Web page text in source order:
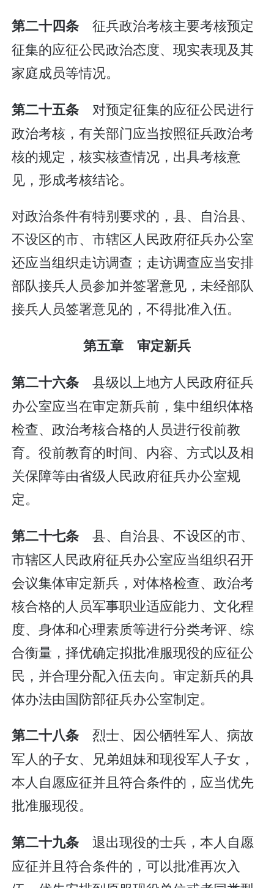
第二十四条 征兵政治考核主要考核预定
征集的应征公民政治态度、现实表现及其
家庭成员等情况。
第二十五条 对预定征集的应征公民进行
政治考核，有关部门应当按照征兵政治考
核的规定，核实核查情况，出具考核意
见，形成考核结论。
对政治条件有特别要求的，县、自治县、
不设区的市、市辖区人民政府征兵办公室
还应当组织走访调查；走访调查应当安排
部队接兵人员参加并签署意见，未经部队
接兵人员签署意见的，不得批准入伍。
第五章 审定新兵
第二十六条 县级以上地方人民政府征兵
办公室应当在审定新兵前，集中组织体格
检查、政治考核合格的人员进行役前教
育。役前教育的时间、内容、方式以及相
关保障等由省级人民政府征兵办公室规
定。
第二十七条 县、自治县、不设区的市、
市辖区人民政府征兵办公室应当组织召开
会议集体审定新兵，对体格检查、政治考
核合格的人员军事职业适应能力、文化程
度、身体和心理素质等进行分类考评、综
合衡量，择优确定拟批准服现役的应征公
民，并合理分配入伍去向。审定新兵的具
体办法由国防部征兵办公室制定。
第二十八条 烈士、因公牺牲军人、病故
军人的子女、兄弟姐妹和现役军人子女，
本人自愿应征并且符合条件的，应当优先
批准服现役。
第二十九条 退出现役的士兵，本人自愿
应征并且符合条件的，可以批准再次入